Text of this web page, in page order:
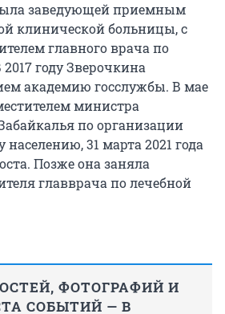
заведующей приемным
клинической больницы, с
главного врача по
году Зверочкина
академию госслужбы. В мае
министра
по организации
31 марта 2021 года
Позже она заняла
главврача по лечебной
ФОТОГРАФИЙ И
СОБЫТИЙ — В